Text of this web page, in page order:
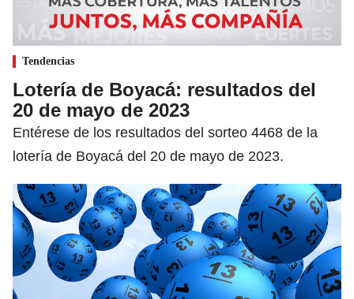
Tendencias
Lotería de Boyacá: resultados del
20 de mayo de 2023
Entérese de los resultados del sorteo 4468 de la
lotería de Boyacá del 20 de mayo de 2023.